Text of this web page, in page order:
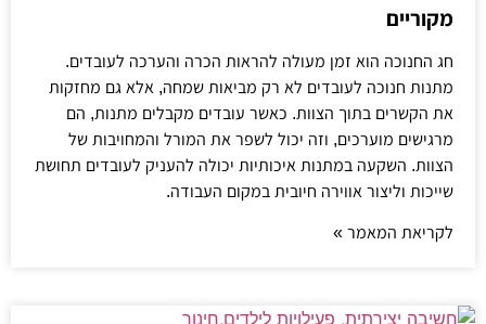
מקוריים
חג החנוכה הוא זמן מעולה להראות הכרה והערכה לעובדים.
מתנות חנוכה לעובדים לא רק מביאות שמחה, אלא גם מחזקות
את הקשרים בתוך הצוות. כאשר עובדים מקבלים מתנות, הם
מרגישים מוערכים, וזה יכול לשפר את המורל והמחויבות של
הצוות. השקעה במתנות איכותיות יכולה להעניק לעובדים תחושת
שייכות וליצור אווירה חיובית במקום העבודה.
לקריאת המאמר »